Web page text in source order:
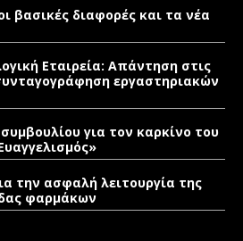
βασικές διαφορές και τα νέα
Εταιρεία: Απάντηση στις
εργαστηριακών
για τον καρκίνο του
την ασφαλή λειτουργία της
φαρμάκων